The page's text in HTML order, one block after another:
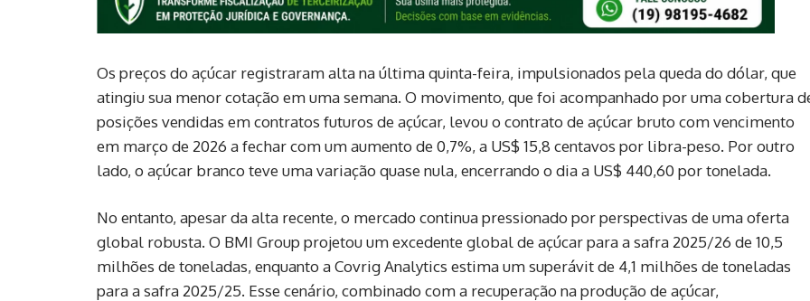
Os preços do açúcar registraram alta na última quinta-feira, impulsionados pela queda do dólar, que
atingiu sua menor cotação em uma semana. O movimento, que foi acompanhado por uma cobertura
posições vendidas em contratos futuros de açúcar, levou o contrato de açúcar bruto com vencimento
em março de 2026 a fechar com um aumento de 0,7%, a US$ 15,8 centavos por libra-peso. Por outro
lado, o açúcar branco teve uma variação quase nula, encerrando o dia a US$ 440,60 por tonelada.
No entanto, apesar da alta recente, o mercado continua pressionado por perspectivas de uma oferta
global robusta. O BMI Group projetou um excedente global de açúcar para a safra 2025/26 de 10,5
milhões de toneladas, enquanto a Covrig Analytics estima um superávit de 4,1 milhões de toneladas
para a safra 2025/25. Esse cenário, combinado com a recuperação na produção de açúcar,